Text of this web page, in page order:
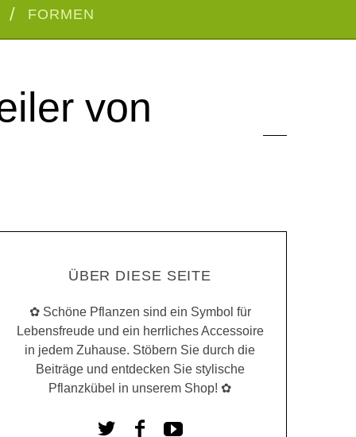
FORMEN
von
ÜBER DIESE SEITE
✿ Schöne Pflanzen sind ein Symbol für
Lebensfreude und ein herrliches Accessoire
in jedem Zuhause. Stöbern Sie durch die
Beiträge und entdecken Sie stylische
Pflanzkübel in unserem Shop! ✿